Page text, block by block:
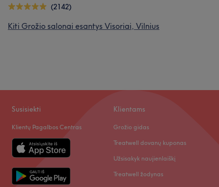
(2142)
Kiti Grožio salonai esantys Visoriai, Vilnius
Susisiekti
Klientų Pagalbos Centras
Klientams
Grožio gidas
Treatwell dovanų kuponas
Užsisakyk naujienlaiškį
Treatwell žodynas